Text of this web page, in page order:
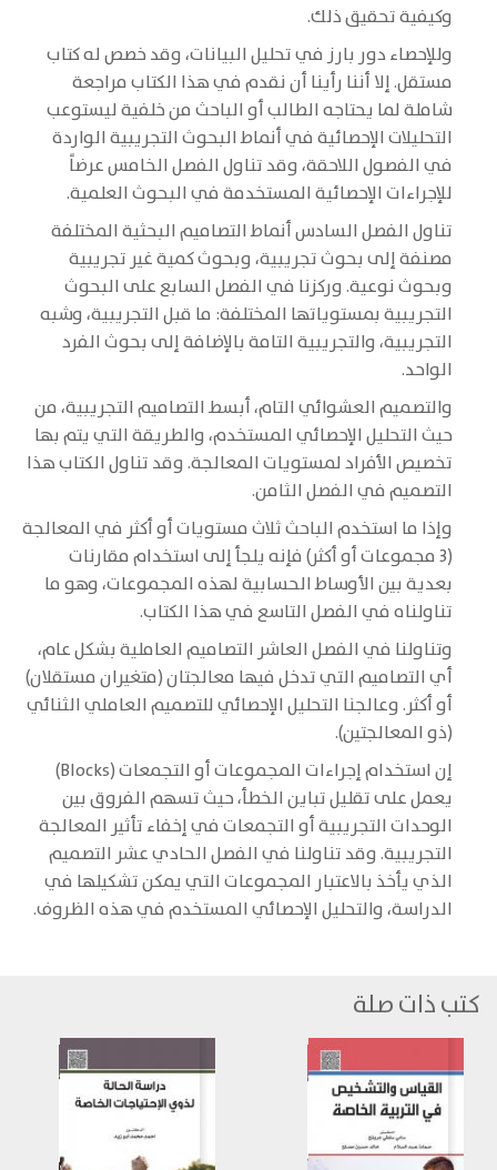
وكيفية تحقيق ذلك.
وللإحصاء دور بارز في تحليل البيانات، وقد خصص له كتاب
مستقل. إلا أننا رأينا أن نقدم في هذا الكتاب مراجعة
شاملة لما يحتاجه الطالب أو الباحث من خلفية ليستوعب
التحليلات الإحصائية في أنماط البحوث التجريبية الواردة
في الفصول اللاحقة، وقد تناول الفصل الخامس عرضاً
للإجراءات الإحصائية المستخدمة في البحوث العلمية.
تناول الفصل السادس أنماط التصاميم البحثية المختلفة
مصنفة إلى بحوث تجريبية، وبحوث كمية غير تجريبية
وبحوث نوعية. وركزنا في الفصل السابع على البحوث
التجريبية بمستوياتها المختلفة: ما قبل التجريبية، وشبه
التجريبية، والتجريبية التامة بالإضافة إلى بحوث الفرد
الواحد.
والتصميم العشوائي التام، أبسط التصاميم التجريبية، من
حيث التحليل الإحصائي المستخدم، والطريقة التي يتم بها
تخصيص الأفراد لمستويات المعالجة. وقد تناول الكتاب هذا
التصميم في الفصل الثامن.
وإذا ما استخدم الباحث ثلاث مستويات أو أكثر في المعالجة
(3 مجموعات أو أكثر) فإنه يلجأ إلى استخدام مقارنات
بعدية بين الأوساط الحسابية لهذه المجموعات، وهو ما
تناولناه في الفصل التاسع في هذا الكتاب.
وتناولنا في الفصل العاشر التصاميم العاملية بشكل عام،
أي التصاميم التي تدخل فيها معالجتان (متغيران مستقلان)
أو أكثر. وعالجنا التحليل الإحصائي للتصميم العاملي الثنائي
(ذو المعالجتين).
إن استخدام إجراءات المجموعات أو التجمعات (Blocks)
يعمل على تقليل تباين الخطأ، حيث تسهم الفروق بين
الوحدات التجريبية أو التجمعات في إخفاء تأثير المعالجة
التجريبية. وقد تناولنا في الفصل الحادي عشر التصميم
الذي يأخذ بالاعتبار المجموعات التي يمكن تشكيلها في
الدراسة، والتحليل الإحصائي المستخدم في هذه الظروف.
كتب ذات صلة